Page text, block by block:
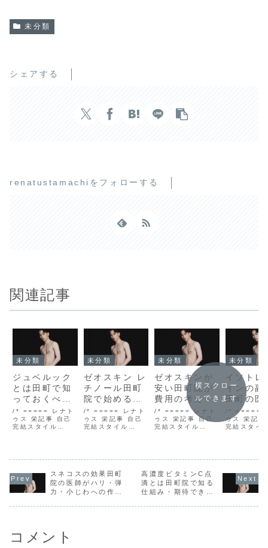
未分類
シェアする
renatustamachiをフォローする
関連記事
未分類
ジュベルック
とは田町で知
っておくべき
成分・仕組
み・向く人を
医師監修で解
/* ===== レナト
ゥス 栄記事 自己
完結スタイル
'Hiragino Kaku
Gothic ProN',
'N...
未分類
ゼオスキン レ
チノール田町
院で始める前
に知っておき
たい使い方と
注意点
/* ===== レナト
ゥス 栄記事 自己
完結スタイル
'Hiragino Kaku
Gothic ProN',
'N...
未分類
ゼオスキンが
安い田町院が
費用の考え方
と賢い選び方
を解説
/* ===== レナト
ゥス 栄記事 自己
完結スタイル
'Hiragino Kaku
Gothic ProN',
'N...
未分類
イソトレ
インの副
田町の医
仕組み・
度・対処
解説
/* =====
ゥス 栄記
完結スタイ
'Hiragino
Gothic
'N...
横スクロー
ルできます
スネコスの効果田町
院の医師がハリ・弾
力・小じわへの作用
高濃度ビタミンC点
滴とは田町院で知る
仕組み・期待できる
コメント